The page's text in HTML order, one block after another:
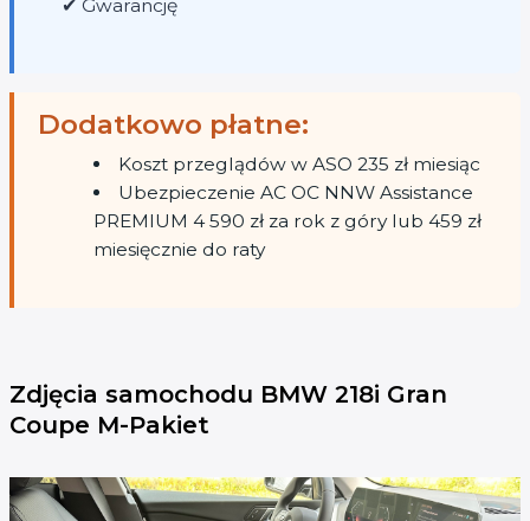
✔ Gwarancję
Dodatkowo płatne:
Koszt przeglądów w ASO 235 zł miesiąc
Ubezpieczenie AC OC NNW Assistance
PREMIUM 4 590 zł za rok z góry lub 459 zł
miesięcznie do raty
Zdjęcia samochodu BMW 218i Gran
Coupe M-Pakiet